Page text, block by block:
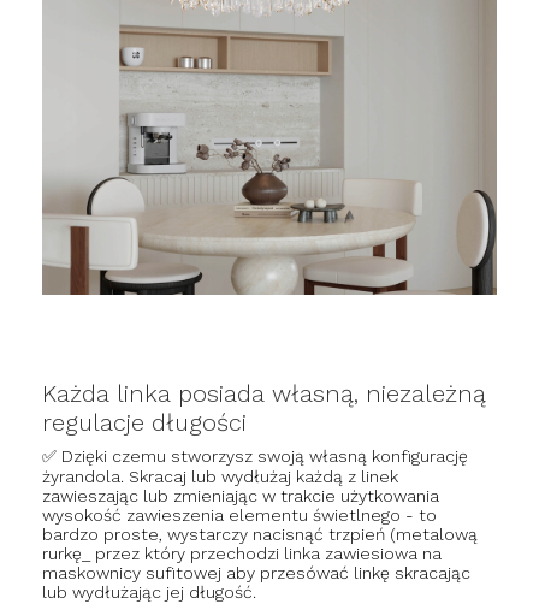
Każda linka posiada własną, niezależną
regulacje długości
✅ Dzięki czemu stworzysz swoją własną konfigurację
żyrandola. Skracaj lub wydłużaj każdą z linek
zawieszając lub zmieniając w trakcie użytkowania
wysokość zawieszenia elementu świetlnego - to
bardzo proste, wystarczy nacisnąć trzpień (metalową
rurkę_ przez który przechodzi linka zawiesiowa na
maskownicy sufitowej aby przesówać linkę skracając
lub wydłużając jej długość.